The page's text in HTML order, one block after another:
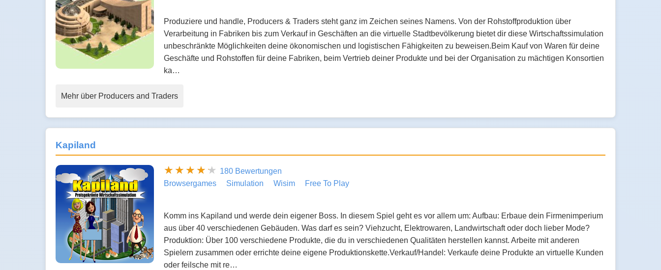
Produziere und handle, Producers & Traders steht ganz im Zeichen seines Namens. Von der Rohstoffproduktion über
Verarbeitung in Fabriken bis zum Verkauf in Geschäften an die virtuelle Stadtbevölkerung bietet dir diese Wirtschaftssimulation
unbeschränkte Möglichkeiten deine ökonomischen und logistischen Fähigkeiten zu beweisen.Beim Kauf von Waren für deine
Geschäfte und Rohstoffen für deine Fabriken, beim Vertrieb deiner Produkte und bei der Organisation zu mächtigen Konsortien
ka…
Mehr über Producers and Traders
Kapiland
180 Bewertungen
Browsergames
Simulation Wisim Free To Play
Komm ins Kapiland und werde dein eigener Boss. In diesem Spiel geht es vor allem um: Aufbau: Erbaue dein Firmenimperium
aus über 40 verschiedenen Gebäuden. Was darf es sein? Viehzucht, Elektrowaren, Landwirtschaft oder doch lieber Mode?
Produktion: Über 100 verschiedene Produkte, die du in verschiedenen Qualitäten herstellen kannst. Arbeite mit anderen
Spielern zusammen oder errichte deine eigene Produktionskette.Verkauf/Handel: Verkaufe deine Produkte an virtuelle Kunden
oder feilsche mit re…